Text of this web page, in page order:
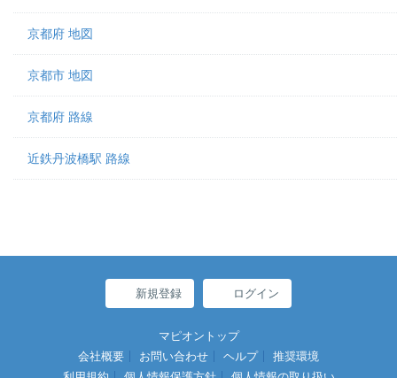
京都府 地図
京都市 地図
京都府 路線
近鉄丹波橋駅 路線
新規登録 ログイン
マピオントップ
会社概要
お問い合わせ ヘルプ
推奨環境